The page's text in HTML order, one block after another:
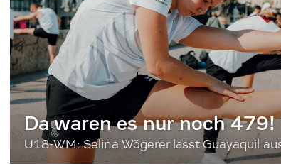
Da waren es nur noch 479!
U18-WM: Selina Wögerer lässt Guayaquil